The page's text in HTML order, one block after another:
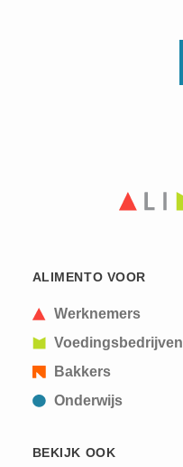
ALIMENTO VOOR
Werknemers
Voedingsbedrijven
Bakkers
Onderwijs
BEKIJK OOK